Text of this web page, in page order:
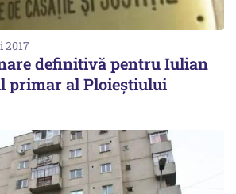
2017
definitivă pentru Iulian
primar al Ploieștiului